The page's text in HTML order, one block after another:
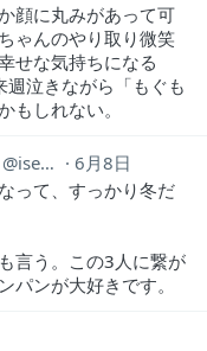
顔に丸みがあって可
ゃんのやり取り微笑
せな気持ちになる
泣きながら「もぐも
もしれない。
isesizuku
6月8日
って、すっかり冬だ
言う。この3人に繋が
ンが大好きです。